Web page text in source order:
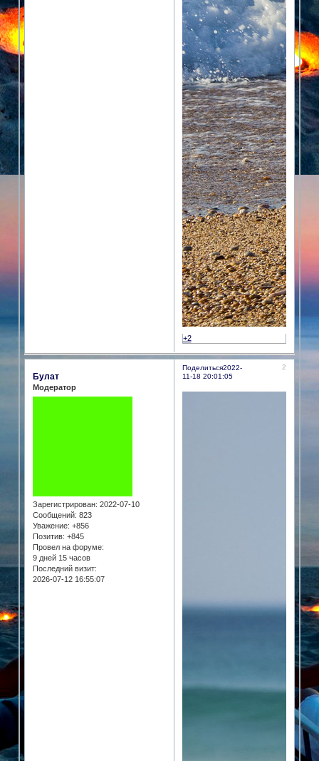
+2
Поделиться 2
2022-
11-18 20:01:05
Булат
Модератор
Зарегистрирован: 2022-07-10
Сообщений: 823
Уважение: +856
Позитив: +845
Провел на форуме:
9 дней 15 часов
Последний визит:
2026-07-12 16:55:07